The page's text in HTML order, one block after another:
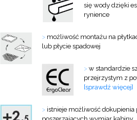
się wody dzięki
rynience
> możliwość montażu na
lub płycie spadowej
>w standardzie
przejrzystym z
[sprawdź więcej]
> istnieje możliwość dokupienia
poszerzających wymiar kabiny